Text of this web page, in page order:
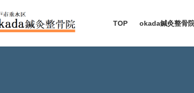
TOP okada鍼灸整骨